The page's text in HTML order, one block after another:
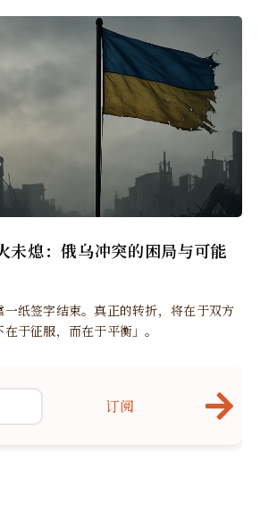
未熄：俄乌冲突的困局与可能
纸签字结束。真正的转折，将在于双方
于征服，而在于平衡」。
订阅